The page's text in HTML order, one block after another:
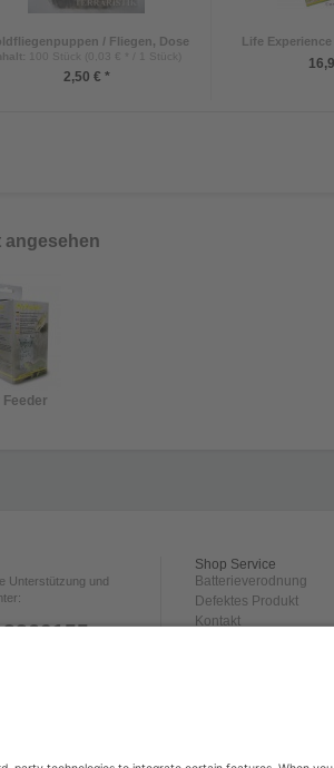
/ Fliegen, Dose
: 100 Stück (0,03 € * / 1 Stück)
2,50 € *
Life
angesehen
Feeder
Unterstützung und
Shop Service
Batterieverodnung
Defektes Produkt
Kontakt